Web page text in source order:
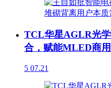
TCL华星AGLR光
合，赋能MLED商
5 07.21